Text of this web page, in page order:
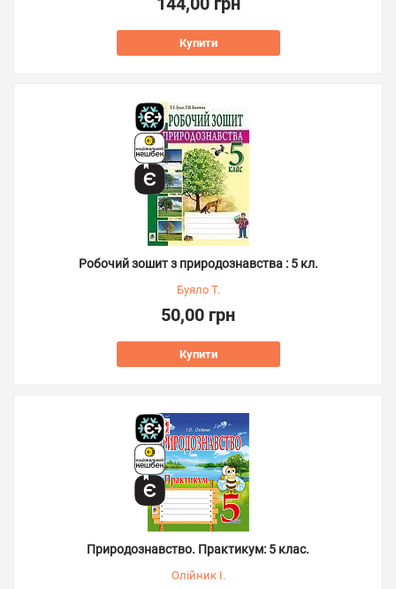
Купити
Робочий зошит з природознавства : 5 кл.
Буяло Т.
50,00 грн
Купити
Природознавство. Практикум: 5 клас.
Олійник І.